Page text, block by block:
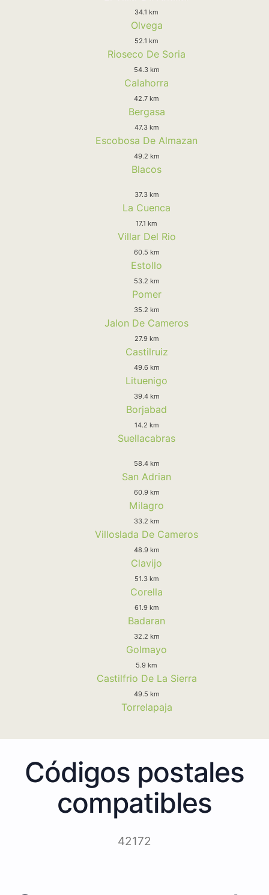
34.1 km
Olvega
52.1 km
Rioseco De Soria
54.3 km
Calahorra
42.7 km
Bergasa
47.3 km
Escobosa De Almazan
49.2 km
Blacos
37.3 km
La Cuenca
17.1 km
Villar Del Rio
60.5 km
Estollo
53.2 km
Pomer
35.2 km
Jalon De Cameros
27.9 km
Castilruiz
49.6 km
Lituenigo
39.4 km
Borjabad
14.2 km
Suellacabras
58.4 km
San Adrian
60.9 km
Milagro
33.2 km
Villoslada De Cameros
48.9 km
Clavijo
51.3 km
Corella
61.9 km
Badaran
32.2 km
Golmayo
5.9 km
Castilfrio De La Sierra
49.5 km
Torrelapaja
Códigos postales
compatibles
42172